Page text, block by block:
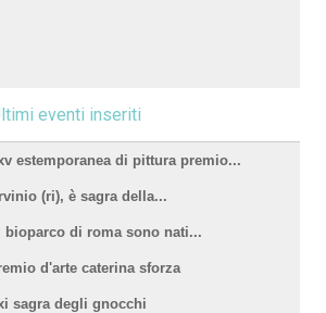
eventi inseriti
estemporanea di pittura premio...
(ri), è sagra della...
bioparco di roma sono nati...
d'arte caterina sforza
sagra degli gnocchi